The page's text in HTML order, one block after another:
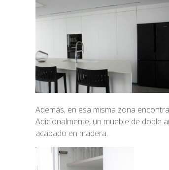
Además, en esa misma zona
Adicionalmente, un mueble de doble
acabado en madera.